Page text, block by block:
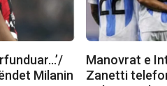
Milanin
Manovrat e
Zanetti